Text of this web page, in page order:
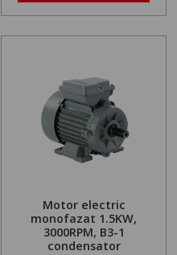
Motor electric
monofazat 1.5KW,
3000RPM, B3-1
condensator